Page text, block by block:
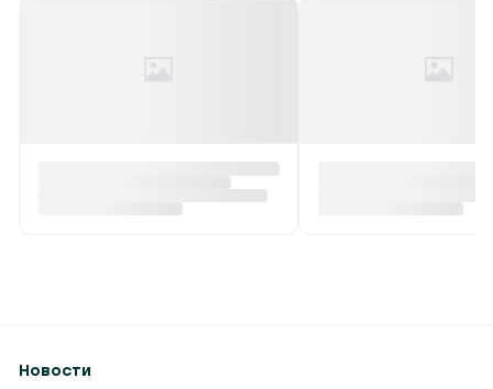
опасности и до +40 °С
ожидается в Беларуси 6
углеводородные